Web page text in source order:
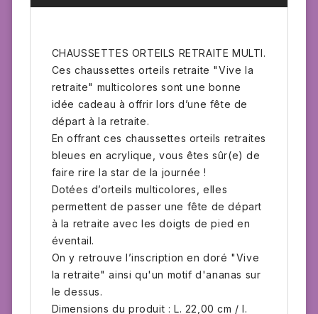
CHAUSSETTES ORTEILS RETRAITE MULTI.
Ces chaussettes orteils retraite "Vive la
retraite" multicolores sont une bonne
idée cadeau à offrir lors d’une fête de
départ à la retraite.
En offrant ces chaussettes orteils retraites
bleues en acrylique, vous êtes sûr(e) de
faire rire la star de la journée !
Dotées d’orteils multicolores, elles
permettent de passer une fête de départ
à la retraite avec les doigts de pied en
éventail.
On y retrouve l’inscription en doré "Vive
la retraite" ainsi qu'un motif d'ananas sur
le dessus.
Dimensions du produit : L. 22,00 cm / l.